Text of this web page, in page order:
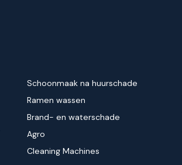
Schoonmaak na huurschade
Ramen wassen
Brand- en waterschade
Agro
Cleaning Machines